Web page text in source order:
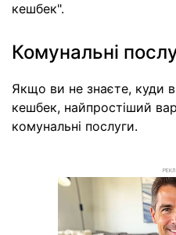
кешбек".
Комунальні
Якщо ви не знаєте, куди
кешбек, найпростіший
комунальні послуги.